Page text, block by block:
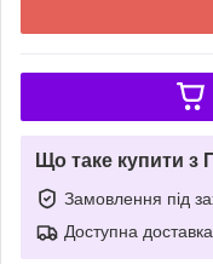
Що таке купити з
Замовлення під
Доступна доставка